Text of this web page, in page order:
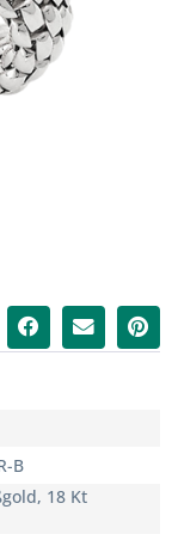
B
18 Kt